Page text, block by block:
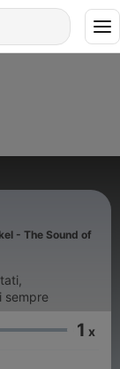
- The Sound of
sempre
1 x